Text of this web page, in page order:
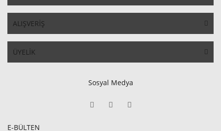
ALIŞVERİŞ
ÜYELİK
Sosyal Medya
E-BÜLTEN